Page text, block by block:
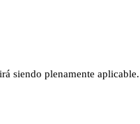
siendo plenamente aplicable.